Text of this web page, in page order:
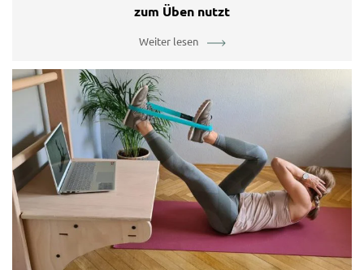
zum Üben nutzt
Weiter lesen